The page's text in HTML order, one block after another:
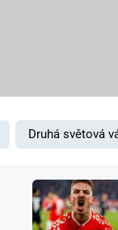
MARS
Druhá světová